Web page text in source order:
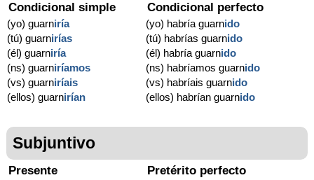
Condicional simple
(yo) guarniría
(tú) guarnirías
(él) guarniría
(ns) guarniríamos
(vs) guarniríais
(ellos) guarnirían
Condicional perfecto
(yo) habría guarnido
(tú) habrías guarnido
(él) habría guarnido
(ns) habríamos guarnido
(vs) habríais guarnido
(ellos) habrían guarnido
Subjuntivo
Presente Pretérito perfecto